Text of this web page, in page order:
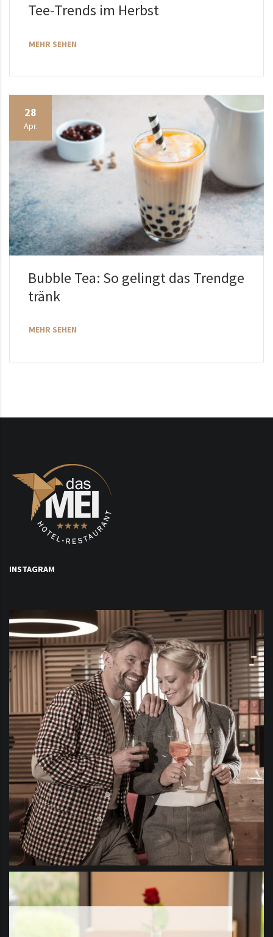
Tee-Trends im Herbst
MEHR SEHEN
28
Apr.
Bubble Tea: So gelingt das Trendge
tränk
MEHR SEHEN
INSTAGRAM